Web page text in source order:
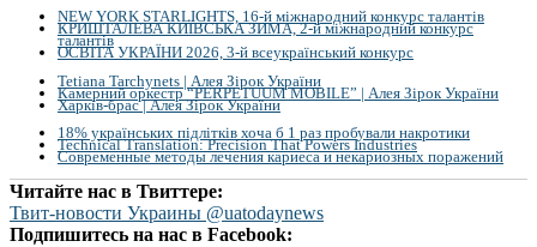
NEW YORK STARLIGHTS, 16-й міжнародний конкурс талантів
КРИШТАЛЕВА КИЇВСЬКА ЗИМА, 2-й міжнародний конкурс
талантів
ОСВІТА УКРАЇНИ 2026, 3-й всеукраїнський конкурс
Tetiana Tarchynets | Алея Зірок України
Камерний оркестр “PERPETUUM MOBILE” | Алея Зірок України
Харків-брас | Алея Зірок України
18% українських підлітків хоча б 1 раз пробували накротики
Technical Translation: Precision That Powers Industries
Современные методы лечения кариеса и некариозных поражений
Читайте нас в Твиттере:
Твит-новости Украины @uatodaynews
Подпишитесь на нас в Facebook: